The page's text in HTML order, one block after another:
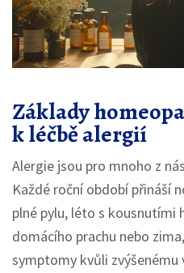
Základy
k léčbě alergií
Alergie jsou pro mnoho z
Každé roční období přináší
plné pylu, léto s kousnutími
domácího prachu nebo
symptomy kvůli zvýšenému